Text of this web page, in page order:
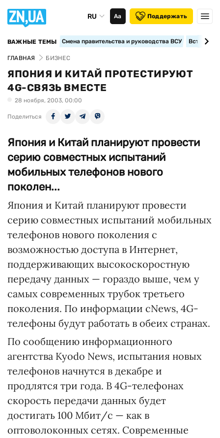
RU Аа Поддержать
ВАЖНЫЕ ТЕМЫ Смена правительства и руководства ВСУ
ГЛАВНАЯ БИЗНЕС
ЯПОНИЯ И КИТАЙ ПРОТЕСТИРУЮТ
4G-СВЯЗЬ ВМЕСТЕ
28 ноября, 2003, 00:00
Поделиться
Япония и Китай планируют провести
серию совместных испытаний
мобильных телефонов нового
поколен...
Япония и Китай планируют провести
серию совместных испытаний мобильных
телефонов нового поколения с
возможностью доступа в Интернет,
поддерживающих высокоскоростную
передачу данных — гораздо выше, чем у
самых современных трубок третьего
поколения. По информации cNews, 4G-
телефоны будут работать в обеих странах.
По сообщению информационного
агентства Kyodo News, испытания новых
телефонов начнутся в декабре и
продлятся три года. В 4G-телефонах
скорость передачи данных будет
достигать 100 Мбит/c — как в
оптоволоконных сетях. Современные